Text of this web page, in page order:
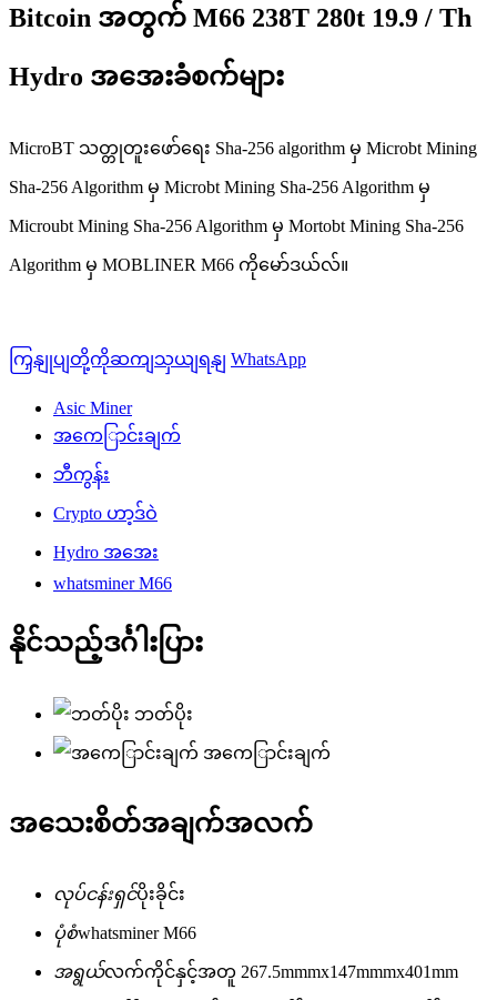
Bitcoin အတွက် M66 238T 280t 19.9 / Th
Hydro အအေးခံစက်များ
MicroBT သတ္တုတူးဖော်ရေး Sha-256 algorithm မှ Microbt Mining
Sha-256 Algorithm မှ Microbt Mining Sha-256 Algorithm မှ
Microubt Mining Sha-256 Algorithm မှ Mortobt Mining Sha-256
Algorithm မှ MOBLINER M66 ကိုမော်ဒယ်လ်။
ကြှနျုပျတို့ကိုဆကျသှယျရနျ WhatsApp
Asic Miner
အကေြာင်းချက်
ဘီကွန်း
Crypto ဟာ့ဒ်ဝဲ
Hydro အအေး
whatsminer M66
နိုင်သည့်ဒင်္ဂါးပြား
ဘတ်ပိုး
အကေြာင်းချက်
အသေးစိတ်အချက်အလက်
လုပ်ငန်းရှင်ပိုးခိုင်း
ပုံစံwhatsminer M66
အရွယ်လက်ကိုင်နှင့်အတူ 267.5mmmx147mmmx401mm